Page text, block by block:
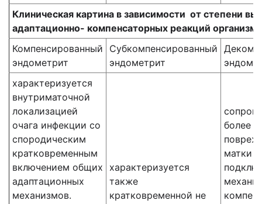
Клиническая картина в зависимости от степени
адаптационно- компенсаторных реакций
Компенсированный
эндометрит
Субкомпенсированный
эндометрит
характеризуется
внутриматочной
локализацией
очага инфекции со
спородическим
кратковременным
включением общих
адаптационных
механизмов.
характеризуется
также
кратковременной не
более
матки